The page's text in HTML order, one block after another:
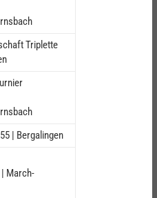
Triplette
| Bergalingen
March-